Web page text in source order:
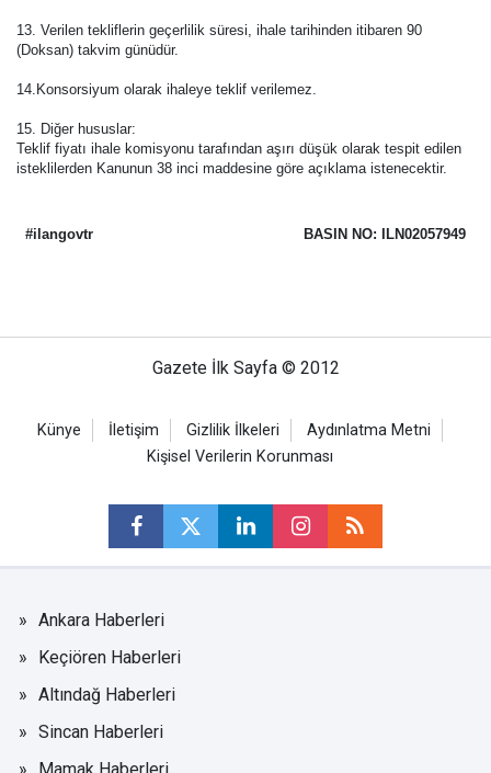
13. Verilen tekliflerin geçerlilik süresi, ihale tarihinden itibaren 90
(Doksan) takvim günüdür.
14.Konsorsiyum olarak ihaleye teklif verilemez.
15. Diğer hususlar:
Teklif fiyatı ihale komisyonu tarafından aşırı düşük olarak tespit edilen
isteklilerden Kanunun 38 inci maddesine göre açıklama istenecektir.
#ilangovtr BASIN NO: ILN02057949
Gazete İlk Sayfa © 2012
Künye İletişim Gizlilik İlkeleri
Aydınlatma Metni
Kişisel Verilerin Korunması
Ankara Haberleri
Keçiören Haberleri
Altındağ Haberleri
Sincan Haberleri